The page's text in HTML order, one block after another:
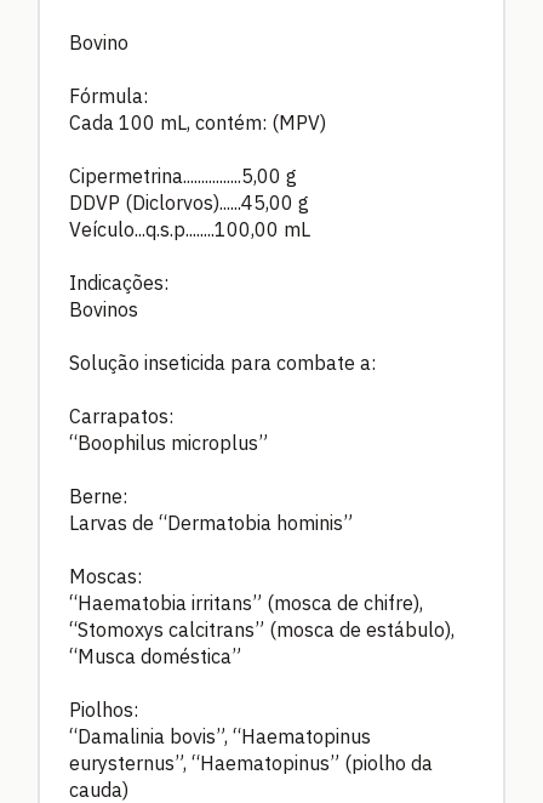
Bovino
Fórmula:
Cada 100 mL, contém: (MPV)
Cipermetrina................5,00 g
DDVP (Diclorvos)......45,00 g
Veículo...q.s.p........100,00 mL
Indicações:
Bovinos
Solução inseticida para combate a:
Carrapatos:
“Boophilus microplus”
Berne:
Larvas de “Dermatobia hominis”
Moscas:
“Haematobia irritans” (mosca de chifre),
“Stomoxys calcitrans” (mosca de estábulo),
“Musca doméstica”
Piolhos:
“Damalinia bovis”, “Haematopinus
eurysternus”, “Haematopinus” (piolho da
cauda)